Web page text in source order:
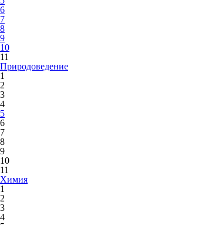
6
7
8
9
10
11
Природоведение
1
2
3
4
5
6
7
8
9
10
11
Химия
1
2
3
4